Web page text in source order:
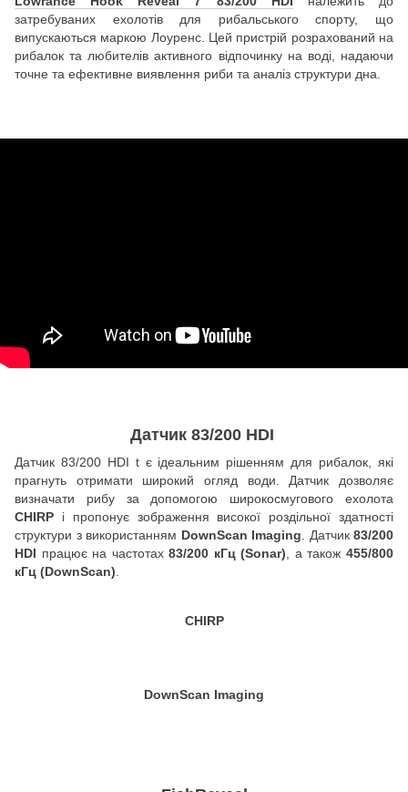
затребуваних ехолотів для рибальського спорту, що
випускаються маркою Лоуренс. Цей пристрій розрахований на
рибалок та любителів активного відпочинку на воді, надаючи
точне та ефективне виявлення риби та аналіз структури дна.
Датчик 83/200 HDI
Датчик 83/200 HDI t є ідеальним рішенням для рибалок, які
прагнуть отримати широкий огляд води. Датчик дозволяє
визначати рибу за допомогою широкосмугового ехолота
CHIRP і пропонує зображення високої роздільної здатності
структури з використанням DownScan Imaging . Датчик 83/200
HDI працює на частотах83/200 кГц (Sonar) , а також455/800
кГц (DownScan)
CHIRP
DownScan Imaging